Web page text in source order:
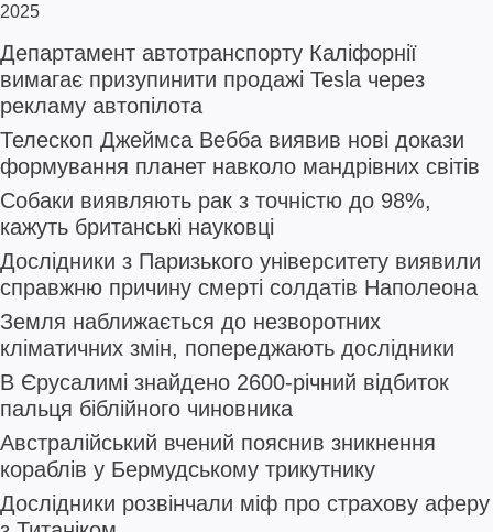
2025
Департамент автотранспорту Каліфорнії
вимагає призупинити продажі Tesla через
рекламу автопілота
Телескоп Джеймса Вебба виявив нові докази
формування планет навколо мандрівних світів
Собаки виявляють рак з точністю до 98%,
кажуть британські науковці
Дослідники з Паризького університету виявили
справжню причину смерті солдатів Наполеона
Земля наближається до незворотних
кліматичних змін, попереджають дослідники
В Єрусалимі знайдено 2600-річний відбиток
пальця біблійного чиновника
Австралійський вчений пояснив зникнення
кораблів у Бермудському трикутнику
Дослідники розвінчали міф про страхову аферу